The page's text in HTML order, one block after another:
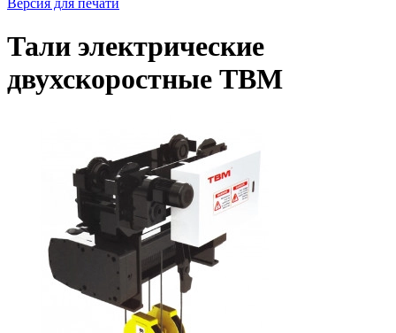
Версия для печати
Тали электрические
двухскоростные TBM